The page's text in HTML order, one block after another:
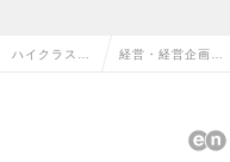
ハイクラス求 経営・経営企画・